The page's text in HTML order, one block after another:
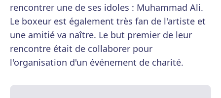
rencontrer une de ses idoles : Muhammad Ali.
Le boxeur est également très fan de l'artiste et
une amitié va naître. Le but premier de leur
rencontre était de collaborer pour
l'organisation d'un événement de charité.